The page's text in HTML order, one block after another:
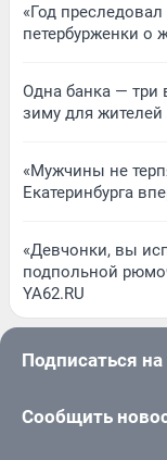
«Год
петербурженки о
Одна банка — три
зиму для жителей
«Мужчины не
Екатеринбурга
«Девчонки, вы
подпольной
YA62.RU
Подписаться
Сообщить